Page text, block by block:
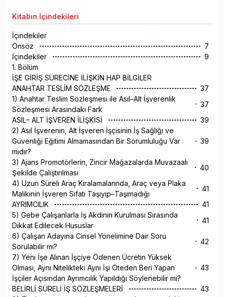
Kitabın İçindekileri
İçindekiler
Önsöz
7
İçindekiler
9
1. Bölüm
İŞE GİRİŞ SÜRECİNE İLİŞKİN HAP BİLGİLER
ANAHTAR TESLİM SÖZLEŞME
37
1) Anahtar Teslim Sözleşmesi ile Asıl–Alt İşverenlik
Sözleşmesi Arasındaki Fark
37
ASIL– ALT İŞVEREN İLİŞKİSİ
39
2) Asıl İşverenin, Alt İşveren İşçisinin İş Sağlığı ve
Güvenliği Eğitimi Almamasından Bir Sorumluluğu Var
mıdır?
39
3) Ajans Promotörlerin, Zincir Mağazalarda Muvazaalı
Şekilde Çalıştırılması
40
4) Uzun Süreli Araç Kiralamalarında, Araç veya Plaka
Malikinin İşveren Sıfatı Taşıyıp–Taşımadığı
41
AYRIMCILIK
41
5) Gebe Çalışanlarla İş Akdinin Kurulması Sırasında
Dikkat Edilecek Hususlar
41
6) Çalışan Adayına Cinsel Yönelimine Dair Soru
Sorulabilir mi?
42
7) Yeni İşe Alınan İşçiye Ödenen Ücretin Yüksek
Olması, Aynı Nitelikteki Aynı İşi Öteden Beri Yapan
İşçiler Açısından Ayrımcılık Yapıldığı Söylenebilir mi?
43
BELİRLİ SÜRELİ İŞ SÖZLEŞMELERİ
43